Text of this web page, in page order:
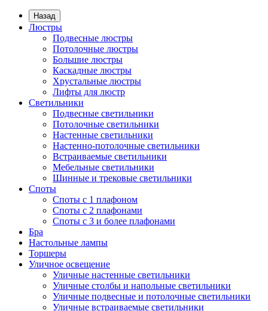
Назад
Люстры
Подвесные люстры
Потолочные люстры
Большие люстры
Каскадные люстры
Хрустальные люстры
Лифты для люстр
Светильники
Подвесные светильники
Потолочные светильники
Настенные светильники
Настенно-потолочные светильники
Встраиваемые светильники
Мебельные светильники
Шинные и трековые светильники
Споты
Споты с 1 плафоном
Споты с 2 плафонами
Споты с 3 и более плафонами
Бра
Настольные лампы
Торшеры
Уличное освещение
Уличные настенные светильники
Уличные столбы и напольные светильники
Уличные подвесные и потолочные светильники
Уличные встраиваемые светильники